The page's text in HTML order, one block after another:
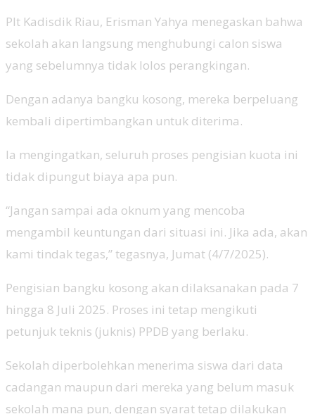
Plt Kadisdik Riau, Erisman Yahya menegaskan bahwa
sekolah akan langsung menghubungi calon siswa
yang sebelumnya tidak lolos perangkingan.
Dengan adanya bangku kosong, mereka berpeluang
kembali dipertimbangkan untuk diterima.
Ia mengingatkan, seluruh proses pengisian kuota ini
tidak dipungut biaya apa pun.
“Jangan sampai ada oknum yang mencoba
mengambil keuntungan dari situasi ini. Jika ada, akan
kami tindak tegas,” tegasnya, Jumat (4/7/2025).
Pengisian bangku kosong akan dilaksanakan pada 7
hingga 8 Juli 2025. Proses ini tetap mengikuti
petunjuk teknis (juknis) PPDB yang berlaku.
Sekolah diperbolehkan menerima siswa dari data
cadangan maupun dari mereka yang belum masuk
sekolah mana pun, dengan syarat tetap dilakukan